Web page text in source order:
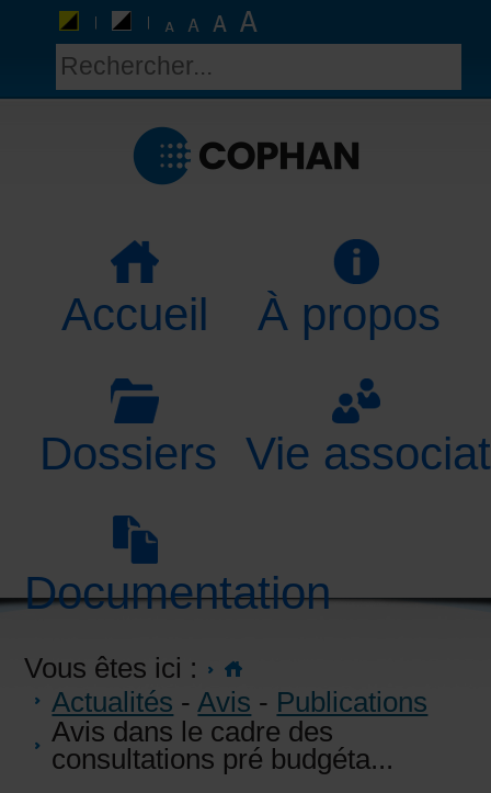
Accueil À propos
Dossiers Vie
Documentation
Vous êtes ici :
Actualités - Avis - Publications
Avis dans le cadre des
consultations pré budgéta...